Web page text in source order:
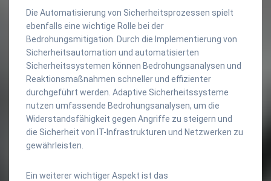
Die Automatisierung von Sicherheitsprozessen spielt
ebenfalls eine wichtige Rolle bei der
Bedrohungsmitigation. Durch die Implementierung von
Sicherheitsautomation und automatisierten
Sicherheitssystemen können Bedrohungsanalysen und
Reaktionsmaßnahmen schneller und effizienter
durchgeführt werden. Adaptive Sicherheitssysteme
nutzen umfassende Bedrohungsanalysen, um die
Widerstandsfähigkeit gegen Angriffe zu steigern und
die Sicherheit von IT-Infrastrukturen und Netzwerken zu
gewährleisten.
Ein weiterer wichtiger Aspekt ist das